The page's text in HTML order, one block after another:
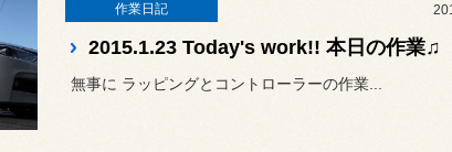
作業日記
2015.1.23 Today's work!! 本日の作業♫
無事に ラッピングとコントローラーの作業...